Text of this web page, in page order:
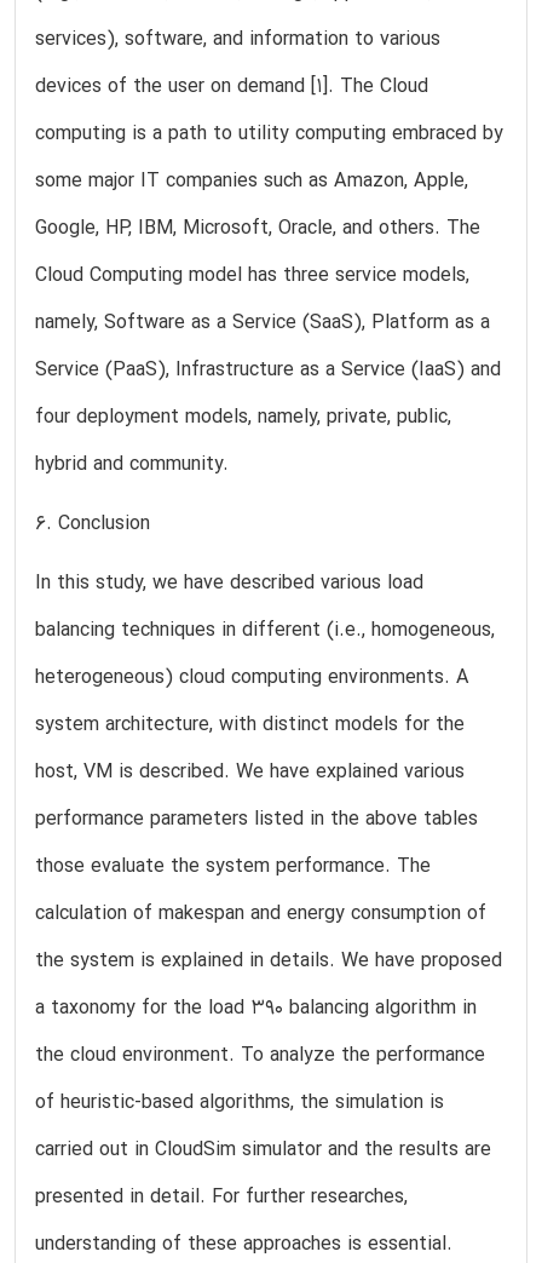
services), software, and information to various
devices of the user on demand [1]. The Cloud
computing is a path to utility computing embraced by
some major IT companies such as Amazon, Apple,
Google, HP, IBM, Microsoft, Oracle, and others. The
Cloud Computing model has three service models,
namely, Software as a Service (SaaS), Platform as a
Service (PaaS), Infrastructure as a Service (IaaS) and
four deployment models, namely, private, public,
hybrid and community.
6. Conclusion
In this study, we have described various load
balancing techniques in different (i.e., homogeneous,
heterogeneous) cloud computing environments. A
system architecture, with distinct models for the
host, VM is described. We have explained various
performance parameters listed in the above tables
those evaluate the system performance. The
calculation of makespan and energy consumption of
the system is explained in details. We have proposed
a taxonomy for the load 390 balancing algorithm in
the cloud environment. To analyze the performance
of heuristic-based algorithms, the simulation is
carried out in CloudSim simulator and the results are
presented in detail. For further researches,
understanding of these approaches is essential.